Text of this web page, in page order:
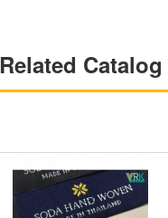
Related Catalog